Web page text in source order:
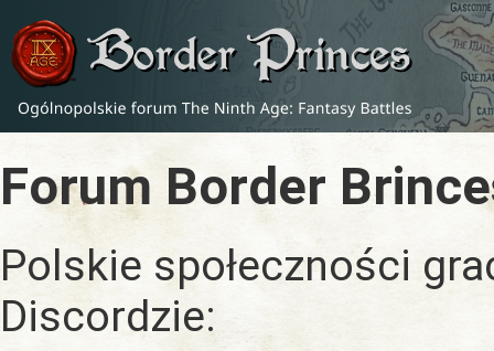
Forum Border
Polskie społeczności
Discordzie: